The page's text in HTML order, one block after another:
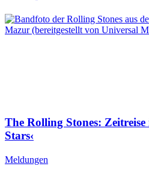
The Rolling Stones:
Stars‹
Meldungen